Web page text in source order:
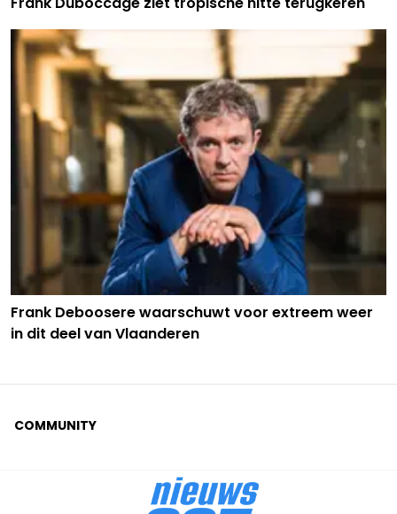
Frank Deboosere waarschuwt voor extreem weer
in dit deel van Vlaanderen
COMMUNITY